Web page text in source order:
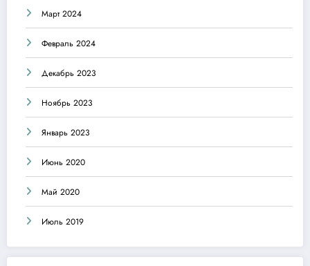
Март 2024
Февраль 2024
Декабрь 2023
Ноябрь 2023
Январь 2023
Июнь 2020
Май 2020
Июль 2019